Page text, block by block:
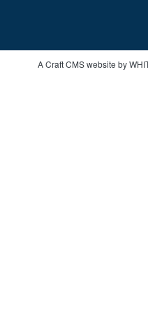
A Craft CMS website by